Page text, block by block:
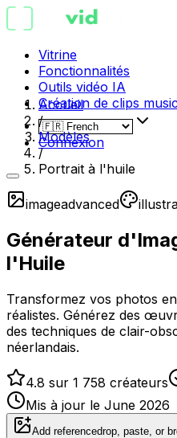
Vitrine
Fonctionnalités
Outils vidéo IA
Création de clips
Connexion
Accueil
/
Modèles
/
Portrait à l'huile
imageadvanced
Générateur
l'Huile
Transformez vos photos
réalistes. Générez des
des techniques de clair-
néerlandais.
4.8 sur 1 758 créateurs
Mis à jour le June 2026
Add referencedrop, paste, or